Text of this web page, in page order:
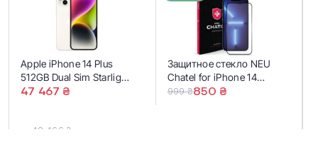
Apple iPhone 14 Plus
512GB Dual Sim Starlight
(MQ3J3)
47 467 ₴
Защитное стекло NEU
Chatel for iPhone 14
Plus/13 Pro Max
999 ₴850 ₴
48 466 ₴